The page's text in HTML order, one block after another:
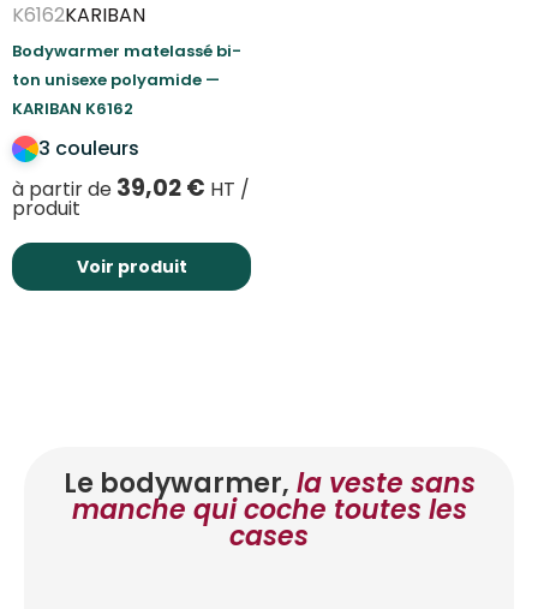
K6162KARIBAN
Bodywarmer matelassé bi-
ton unisexe polyamide —
KARIBAN K6162
3 couleurs
à partir de 39,02€ HT /
produit
Voir produit
Le bodywarmer, la veste sans
manche qui coche toutes les
cases